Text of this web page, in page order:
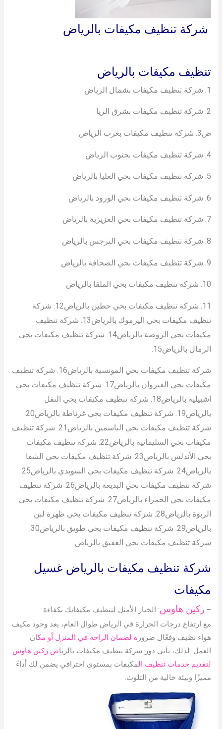
شركة تنظيف مكيفات بالرياض
تنظيف مكيفات بالرياض
1. شركة تنظيف مكيفات بشمال الرياض
2. شركة تنظيف مكيفات بشرق الريا
ض3. شركة تنظيف مكيفات بغرب الرياض
4. شركة تنظيف مكيفات بجنوب الرياض
5. شركة تنظيف مكيفات بحي العليا بالرياض
6. شركة تنظيف مكيفات بحي الورود بالرياض
7. شركة تنظيف مكيفات بحي العزيزية بالرياض
8. شركة تنظيف مكيفات بحي النرجس بالرياض
9. شركة تنظيف مكيفات بحي الصحافة بالرياض
10. ش ركة تنظيف مكيفات بحي الملقا بالرياض
11. شركة تنظيف مكيفات بحي حطين بالرياض12. شركة
تنظيف مكيفات بحي اليرموك بالرياض13. شركة تنظيف
مكيفات بحي الروضة بالرياض14. شركة تنظيف مكيفات بحي
الرمال بالرياض15.
شركة تنظيف مكيفات بحي المونسية بالرياض16. شركة تنظيف
مكيفات بحي القيروان بالرياض17. شركة تنظيف مكيفات بحي
اشبيلية بالرياض18. شركة تنظيف مكيفات بحي النفل
بالرياض19. شركة تنظيف مكيفات بحي غرناطة بالرياض20.
شركة تنظيف مكيفات بحي الياسمين بالرياض21. شركة تنظيف
مكيفات بحي السليمانية بالرياض
22. شركة تنظيف مكيفات
بحي الأندلس بالرياض23. شركة تنظيف مكيفات بحي الشفا
بالرياض24. شركة تنظيف مكيفات بحي السويدي بالرياض25.
شركة تنظيف مكيفات بحي البديعة بالرياض26. شركة تنظيف
مكيفات بحي الحمراء بالرياض27. شركة تنظيف مكيفات بحي
الربوة بالرياض28. شركة تنظيف مكيفات بحي ظهرة لبن
بالرياض29. شركة تنظيف مكيفات بحي طويق بالرياض30.
شركة تنظيف مكيفات بحي العقيق بالرياض
شركة تنظيف مكيفات بالرياض غسيل
مكيفات
– ركين هاوس: الخيار الأمثل لتنظيف مكيفاتك بكفاءة
مع ارتفاع درجات الحرارة في الرياض طوال العام، يعد وجود مكيف
هواء نظيف وفعّال ضرور ة لضمان الراحة في المنزل أو مكان
العمل. لذلك، يأتي دور شركة تنظيف مكيفات بالرياض ركين هاوس
لتقديم خدمات تنظيف المكيفات بمستوى احترافي يضمن لك أداءً
مميزًا وبيئة خالية من التلوث.